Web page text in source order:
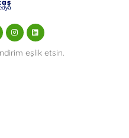
eşlik etsin.